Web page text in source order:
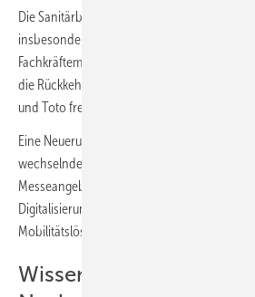
Die Sanitärbranche präsentiert ebenfalls
insbesondere im Bereich effizienter
Fachkräftemangel entgegenwirken sollen.
die Rückkehr namhafter Hersteller wie
und Toto freuen.
Eine Neuerung ist der
wechselnde inhaltliche Schwerpunkte bietet.
Messeangebot durch Informationen zu
Digitalisierung, Werkzeugen,
Mobilitätslösungen.
Wissenstransfer und